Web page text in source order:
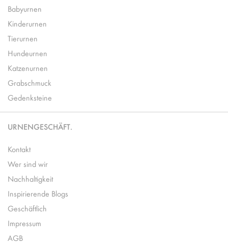
Babyurnen
Kinderurnen
Tierurnen
Hundeurnen
Katzenurnen
Grabschmuck
Gedenksteine
URNENGESCHÄFT.
Kontakt
Wer sind wir
Nachhaltigkeit
Inspirierende Blogs
Geschäftlich
Impressum
AGB